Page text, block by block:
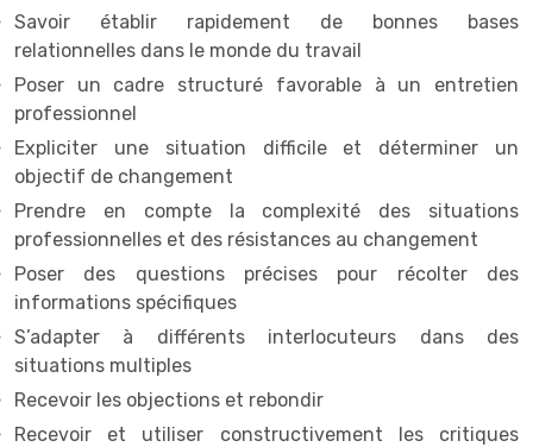
Savoir établir rapidement de bonnes bases
relationnelles dans le monde du travail
Poser un cadre structuré favorable à un entretien
professionnel
Expliciter une situation difficile et déterminer un
objectif de changement
Prendre en compte la complexité des situations
professionnelles et des résistances au changement
Poser des questions précises pour récolter des
informations spécifiques
S’adapter à différents interlocuteurs dans des
situations multiples
Recevoir les objections et rebondir
Recevoir et utiliser constructivement les critiques